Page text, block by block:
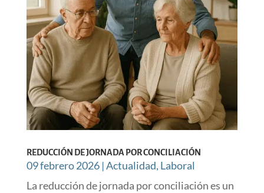
REDUCCIÓN DE JORNADA POR CONCILIACIÓN
09 febrero 2026|Actualidad, Laboral
La reducción de jornada por conciliación es un